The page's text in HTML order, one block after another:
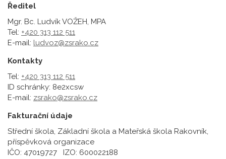
Ředitel
Mgr. Bc. Ludvík VOŽEH, MPA
Tel: +420 313 112 511
E-mail: ludvoz@zsrako.cz
Kontakty
Tel: +420 313 112 511
ID schránky: 8e2xcsw
E-mail: zsrako@zsrako.cz
Fakturační údaje
Střední škola, Základní škola a Mateřská škola Rakovník,
příspěvková organizace
IČO: 47019727 IZO: 600022188